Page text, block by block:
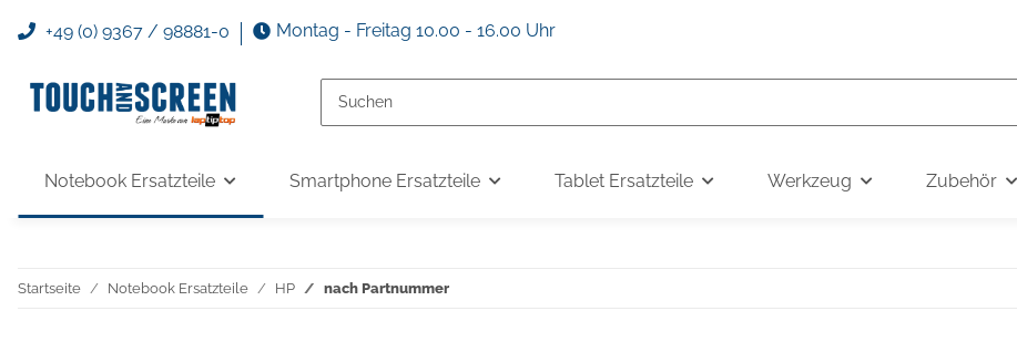
+49 (0) 9367 / 98881-0 Montag - Freitag 10.00 - 16.00 Uhr
Notebook Ersatzteile Smartphone Ersatzteile Tablet Ersatzteile Werkzeug Zubehör
Startseite Notebook Ersatzteile HP nach Partnummer